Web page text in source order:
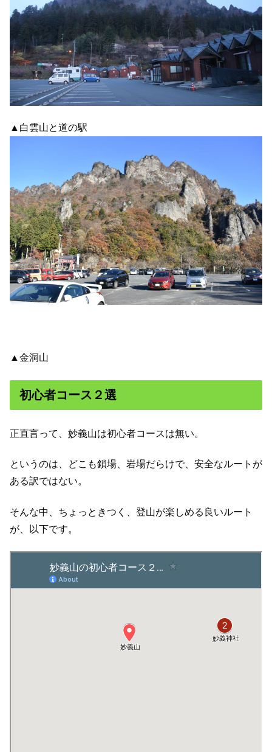
▲白雲山と道の駅
▲金洞山
初心者コース２選
正直言って、妙義山は初心者コースは無い。
というのは、どこも鎖場、岩場だらけで、安全なルートが
ある訳ではない。
そんな中、ちょっときつく、登山が楽しめる良いルート
が、以下です。